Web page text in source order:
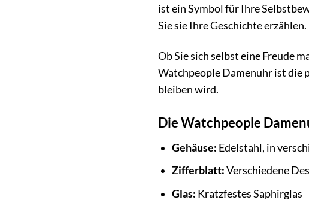
ist ein Symbol für Ihre
Sie sie Ihre Geschichte erzählen.
Ob Sie sich selbst eine Freude
Watchpeople Damenuhr ist die
bleiben wird.
Die Watchpeople
Gehäuse: Edelstahl, in
Zifferblatt:Verschiedene
Glas: Kratzfestes Saphirglas